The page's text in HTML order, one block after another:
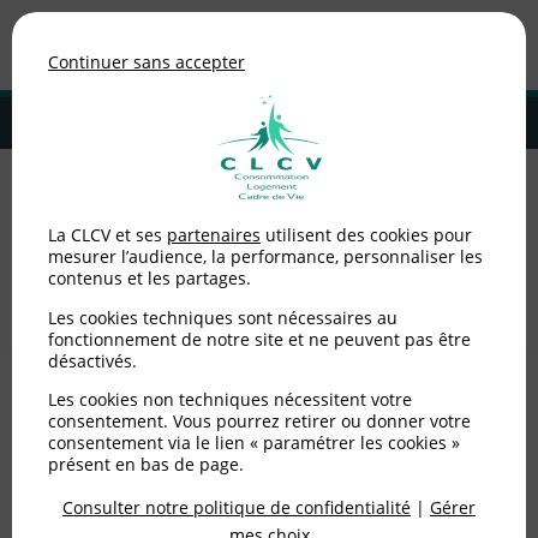
MENU
Adhérer à la CLCV
Transition énergétique
Aucun article dans cette catégorie
La pratique d'un professionnelvous
alerte ?
Continuer sans accepter
La CLCV et ses partenaires utilisent des cookies pour
mesurer l’audience, la performance, personnaliser les
contenus et les partages.
Les cookies techniques sont nécessaires au
fonctionnement de notre site et ne peuvent pas être
désactivés.
Les cookies non techniques nécessitent votre
consentement. Vous pourrez retirer ou donner votre
consentement via le lien « paramétrer les cookies »
présent en bas de page.
Consulter notre politique de confidentialité | Gérer